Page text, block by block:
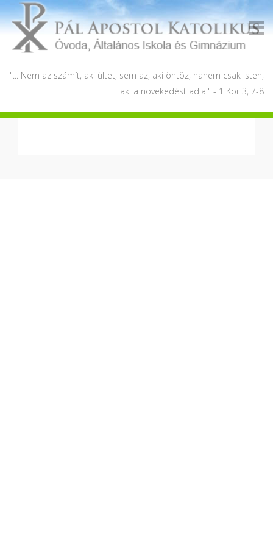
"... Nem az számít, aki ültet, sem az, aki öntöz, hanem csak Isten,
aki a növekedést adja." - 1 Kor 3, 7-8